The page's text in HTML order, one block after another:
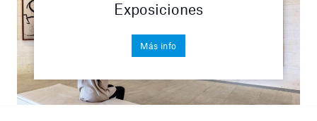
Exposiciones
Más info